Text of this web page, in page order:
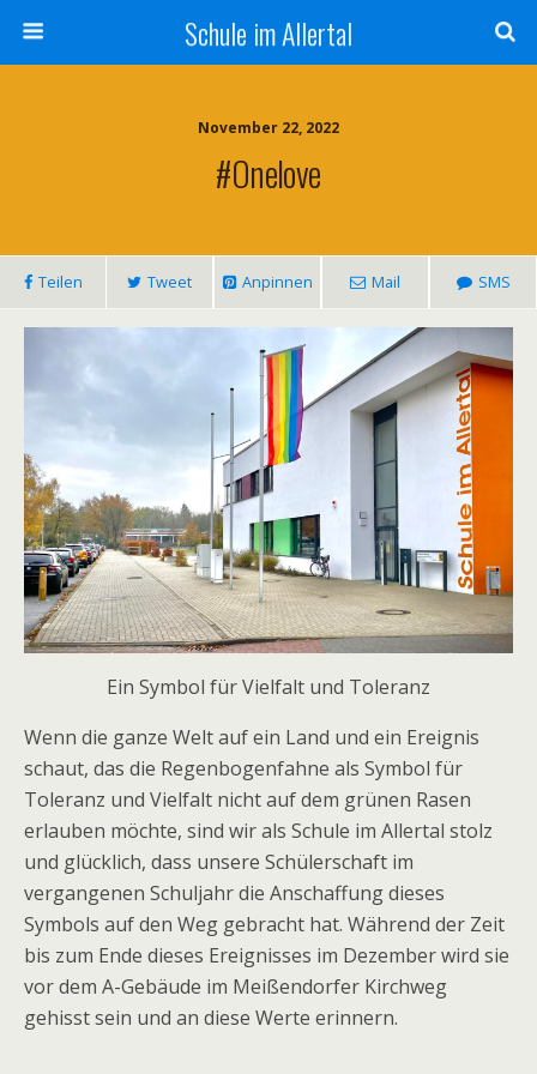
Schule im Allertal
November 22, 2022
#onelove
Teilen Tweet Anpinnen Mail SMS
Ein Symbol für Vielfalt und Toleranz
Wenn die ganze Welt auf ein Land und ein Ereignis
schaut, das die Regenbogenfahne als Symbol für
Toleranz und Vielfalt nicht auf dem grünen Rasen
erlauben möchte, sind wir als Schule im Allertal stolz
und glücklich, dass unsere Schülerschaft im
vergangenen Schuljahr die Anschaffung dieses
Symbols auf den Weg gebracht hat. Während der Zeit
bis zum Ende dieses Ereignisses im Dezember wird sie
vor dem A-Gebäude im Meißendorfer Kirchweg
gehisst sein und an diese Werte erinnern.